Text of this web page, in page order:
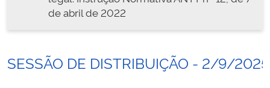
de abril de 2022
SESSÃO DE DISTRIBUIÇÃO - 2/9/2025